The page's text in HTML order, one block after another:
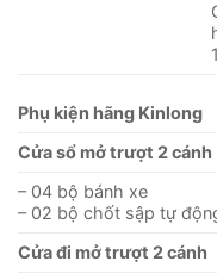
Phụ kiện hãng Kinlong
Cửa sổ mở trượt 2 cánh
– 04 bộ bánh xe
– 02 bộ chốt sập tự
Cửa đi mở trượt 2 cánh